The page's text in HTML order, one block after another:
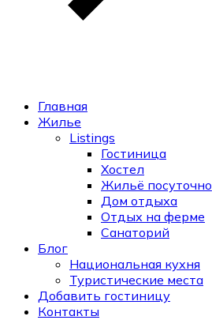
Главная
Жилье
Listings
Гостиница
Хостел
Жильё посуточно
Дом отдыха
Отдых на ферме
Санаторий
Блог
Национальная кухня
Туристические места
Добавить гостиницу
Контакты